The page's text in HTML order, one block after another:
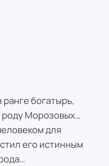
богатырь,
роду Морозовых…
для
его истинным